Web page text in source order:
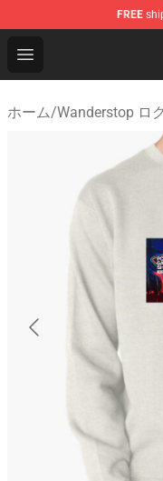
FREE
Open menu
Wanderstop
ホーム/Wanderstop ロ